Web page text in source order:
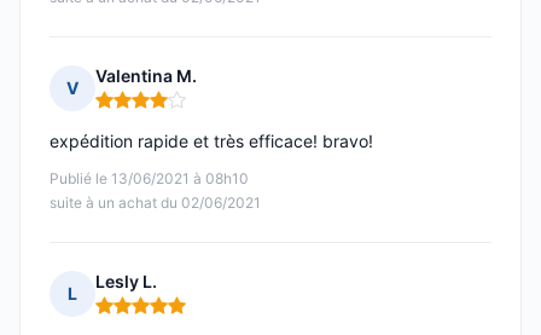
V
Valentina M.
Note : 4 sur 5
Publié le 13/06/2021 à 08h10
suite à un achat du 02/06/2021
expédition rapide et très efficace! bravo!
L
Lesly L.
Note : 5 sur 5